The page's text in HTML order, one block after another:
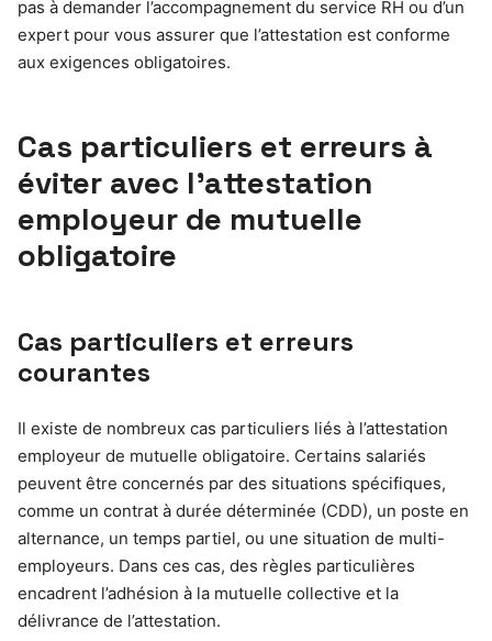
pas à demander l’accompagnement du service RH ou d’un
expert pour vous assurer que l’attestation est conforme
aux exigences obligatoires.
Cas particuliers et erreurs à
éviter avec l’attestation
employeur de mutuelle
obligatoire
Cas particuliers et erreurs
courantes
Il existe de nombreux cas particuliers liés à l’attestation
employeur de mutuelle obligatoire. Certains salariés
peuvent être concernés par des situations spécifiques,
comme un contrat à durée déterminée (CDD), un poste en
alternance, un temps partiel, ou une situation de multi-
employeurs. Dans ces cas, des règles particulières
encadrent l’adhésion à la mutuelle collective et la
délivrance de l’attestation.